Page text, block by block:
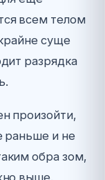
всем телом
суще
разрядка
произойти,
раньше и не
обра зом,